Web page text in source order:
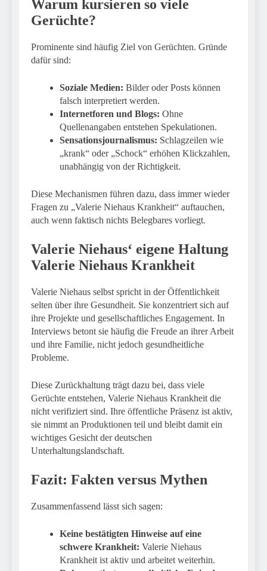
Warum kursieren so viele
Gerüchte?
Prominente sind häufig Ziel von Gerüchten. Gründe
dafür sind:
Soziale Medien: Bilder oder Posts können
falsch interpretiert werden.
Internetforen und Blogs: Ohne
Quellenangaben entstehen Spekulationen.
Sensationsjournalismus: Schlagzeilen wie
„krank“ oder „Schock“ erhöhen Klickzahlen,
unabhängig von der Richtigkeit.
Diese Mechanismen führen dazu, dass immer wieder
Fragen zu „Valerie Niehaus Krankheit“ auftauchen,
auch wenn faktisch nichts Belegbares vorliegt.
Valerie Niehaus‘ eigene Haltung
Valerie Niehaus Krankheit
Valerie Niehaus selbst spricht in der Öffentlichkeit
selten über ihre Gesundheit. Sie konzentriert sich auf
ihre Projekte und gesellschaftliches Engagement. In
Interviews betont sie häufig die Freude an ihrer Arbeit
und ihre Familie, nicht jedoch gesundheitliche
Probleme.
Diese Zurückhaltung trägt dazu bei, dass viele
Gerüchte entstehen, Valerie Niehaus Krankheit die
nicht verifiziert sind. Ihre öffentliche Präsenz ist aktiv,
sie nimmt an Produktionen teil und bleibt damit ein
wichtiges Gesicht der deutschen
Unterhaltungslandschaft.
Fazit: Fakten versus Mythen
Zusammenfassend lässt sich sagen:
Keine bestätigten Hinweise auf eine
schwere Krankheit: Valerie Niehaus
Krankheit ist aktiv und arbeitet weiterhin.